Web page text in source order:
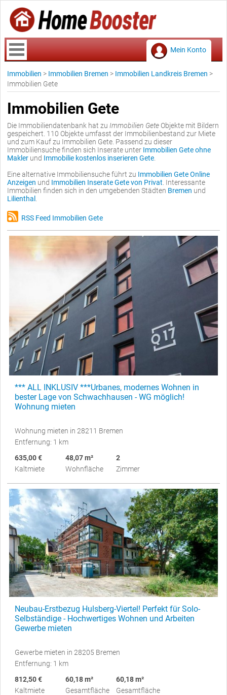
Mein Konto
Immobilien > Immobilien Bremen > Immobilien Landkreis Bremen >
Immobilien Gete
Immobilien Gete
Die Immobiliendatenbank hat zu Immobilien Gete Objekte mit Bildern
gespeichert. 110 Objekte umfasst der Immobilienbestand zur Miete
und zum Kauf zu Immobilien Gete. Passend zu dieser
Immobiliensuche finden sich Inserate unter Immobilien Gete ohne
Makler und Immobilie kostenlos inserieren Gete
Eine alternative Immobiliensuche führt zu Immobilien Gete Online
Anzeigen und Immobilien Inserate Gete von Privat . Interessante
Immobilien finden sich in den umgebenden Städten Bremen und
Lilienthal
RSS Feed Immobilien Gete
*** ALL INKLUSIV ***Urbanes, modernes Wohnen in
bester Lage von Schwachhausen - WG möglich!
Wohnung mieten
Wohnung mieten in 28211 Bremen
Entfernung: 1 km
635,00 €
Kaltmiete
48,07 m²
Wohnfläche
2
Zimmer
Neubau-Erstbezug Hulsberg-Viertel! Perfekt für Solo-
Selbständige - Hochwertiges Wohnen und Arbeiten
Gewerbe mieten
Gewerbe mieten in 28205 Bremen
Entfernung: 1 km
812,50 €
Kaltmiete
60,18 m²
Gesamtfläche
60,18 m²
Gesamtfläche